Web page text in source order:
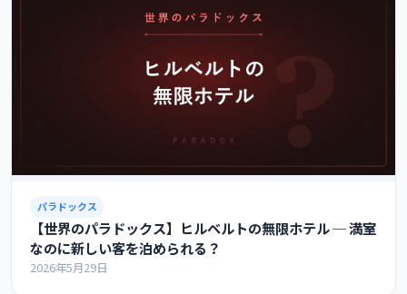
パラドックス
【世界のパラドックス】ヒルベルトの無限ホテル ─ 満室
なのに新しい客を泊められる？
2026年5月29日